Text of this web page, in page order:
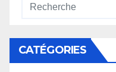
CATÉGORIES